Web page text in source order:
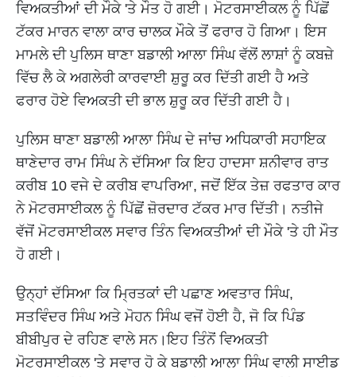
ਵਿਅਕਤੀਆਂ ਦੀ ਮੌਕੇ 'ਤੇ ਮੌਤ ਹੋ ਗਈ। ਮੋਟਰਸਾਈਕਲ ਨੂੰ ਪਿੱਛੋਂ
ਟੱਕਰ ਮਾਰਨ ਵਾਲਾ ਕਾਰ ਚਾਲਕ ਮੌਕੇ ਤੋਂ ਫਰਾਰ ਹੋ ਗਿਆ। ਇਸ
ਮਾਮਲੇ ਦੀ ਪੁਲਿਸ ਥਾਣਾ ਬਡਾਲੀ ਆਲਾ ਸਿੰਘ ਵੱਲੋਂ ਲਾਸ਼ਾਂ ਨੂੰ ਕਬਜ਼ੇ
ਵਿੱਚ ਲੈ ਕੇ ਅਗਲੇਰੀ ਕਾਰਵਾਈ ਸ਼ੁਰੂ ਕਰ ਦਿੱਤੀ ਗਈ ਹੈ ਅਤੇ
ਫਰਾਰ ਹੋਏ ਵਿਅਕਤੀ ਦੀ ਭਾਲ ਸ਼ੁਰੂ ਕਰ ਦਿੱਤੀ ਗਈ ਹੈ।
ਪੁਲਿਸ ਥਾਣਾ ਬਡਾਲੀ ਆਲਾ ਸਿੰਘ ਦੇ ਜਾਂਚ ਅਧਿਕਾਰੀ ਸਹਾਇਕ
ਥਾਣੇਦਾਰ ਰਾਮ ਸਿੰਘ ਨੇ ਦੱਸਿਆ ਕਿ ਇਹ ਹਾਦਸਾ ਸ਼ਨੀਵਾਰ ਰਾਤ
ਕਰੀਬ 10 ਵਜੇ ਦੇ ਕਰੀਬ ਵਾਪਰਿਆ, ਜਦੋਂ ਇੱਕ ਤੇਜ਼ ਰਫਤਾਰ ਕਾਰ
ਨੇ ਮੋਟਰਸਾਈਕਲ ਨੂੰ ਪਿੱਛੋਂ ਜ਼ੋਰਦਾਰ ਟੱਕਰ ਮਾਰ ਦਿੱਤੀ। ਨਤੀਜੇ
ਵੱਜੋਂ ਮੋਟਰਸਾਈਕਲ ਸਵਾਰ ਤਿੰਨ ਵਿਅਕਤੀਆਂ ਦੀ ਮੌਕੇ 'ਤੇ ਹੀ ਮੌਤ
ਹੋ ਗਈ।
ਉਨ੍ਹਾਂ ਦੱਸਿਆ ਕਿ ਮ੍ਰਿਤਕਾਂ ਦੀ ਪਛਾਣ ਅਵਤਾਰ ਸਿੰਘ,
ਸਤਵਿੰਦਰ ਸਿੰਘ ਅਤੇ ਮੋਹਨ ਸਿੰਘ ਵਜੋਂ ਹੋਈ ਹੈ, ਜੋ ਕਿ ਪਿੰਡ
ਬੀਬੀਪੁਰ ਦੇ ਰਹਿਣ ਵਾਲੇ ਸਨ।ਇਹ ਤਿੰਨੋਂ ਵਿਅਕਤੀ
ਮੋਟਰਸਾਈਕਲ 'ਤੇ ਸਵਾਰ ਹੋ ਕੇ ਬਡਾਲੀ ਆਲਾ ਸਿੰਘ ਵਾਲੀ ਸਾਈਡ